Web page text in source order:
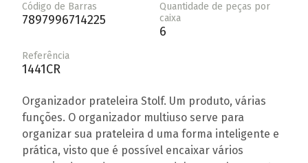
Código de Barras
7897996714225
Quantidade de peças por
caixa
6
Referência
1441CR
Organizador prateleira Stolf. Um produto, várias
funções. O organizador multiuso serve para
organizar sua prateleira d uma forma inteligente e
prática, visto que é possível encaixar vários